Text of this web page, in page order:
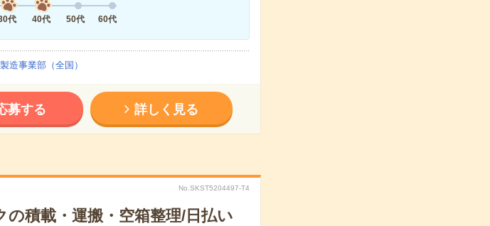
代 40代 50代 60代
造事業部（全国）
募する 詳しく見る
No.SKST5204497-T4
の積載・運搬・空箱整理/日払い